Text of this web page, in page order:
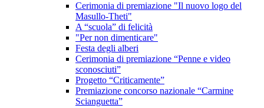
Cerimonia di premiazione "Il nuovo logo del
Masullo-Theti"
A “scuola” di felicità
"Per non dimenticare"
Festa degli alberi
Cerimonia di premiazione “Penne e video
sconosciuti”
Progetto “Criticamente”
Premiazione concorso nazionale “Carmine
Scianguetta”